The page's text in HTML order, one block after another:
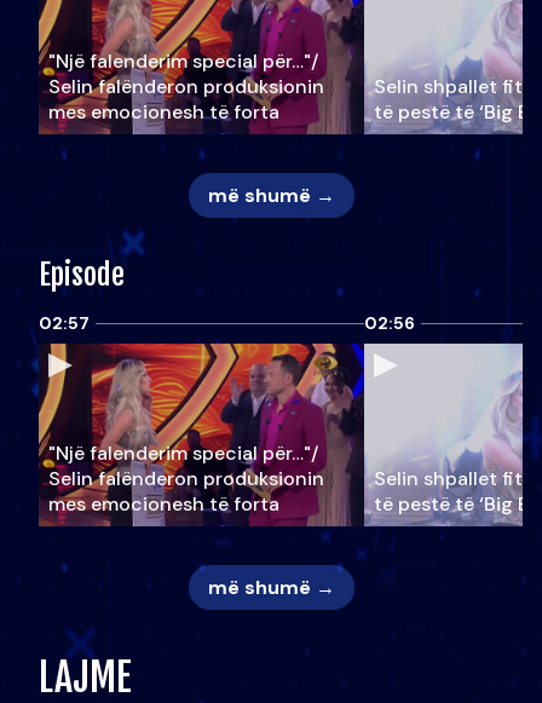
"Një falenderim special për…"/
Selin falënderon produksionin
mes emocionesh të forta
Selin shpallet
të pestë të ‘Big
më shumë →
Episode
02:57
"Një falenderim special për…"/
Selin falënderon produksionin
mes emocionesh të forta
02:56
Selin shpallet
të pestë të ‘Big
më shumë →
LAJME